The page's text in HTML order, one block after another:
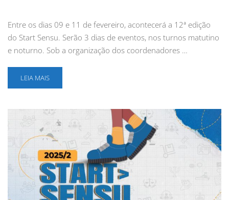
Entre os dias 09 e 11 de fevereiro, acontecerá a 12ª edição
do Start Sensu. Serão 3 dias de eventos, nos turnos matutino
e noturno. Sob a organização dos coordenadores …
LEIA MAIS